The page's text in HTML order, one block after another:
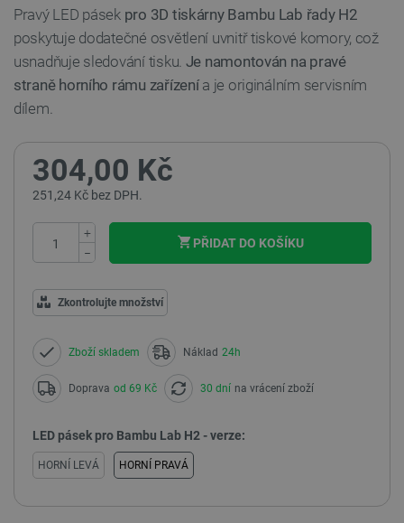
Pravý LED pásek pro 3D tiskárny Bambu Lab řady H2
poskytuje dodatečné osvětlení uvnitř tiskové komory, což
usnadňuje sledování tisku. Je namontován na pravé
straně horního rámu zařízenía je originálním servisním
dílem.
304,00 Kč
251,24 Kč bez DPH.
+
−
PŘIDAT DO KOŠÍKU
Zkontrolujte množství
Zboží skladem Náklad 24h
Doprava od 69 Kč 30 dní na vrácení zboží
LED pásek pro Bambu Lab H2 - verze:
HORNÍ LEVÁ HORNÍ PRAVÁ